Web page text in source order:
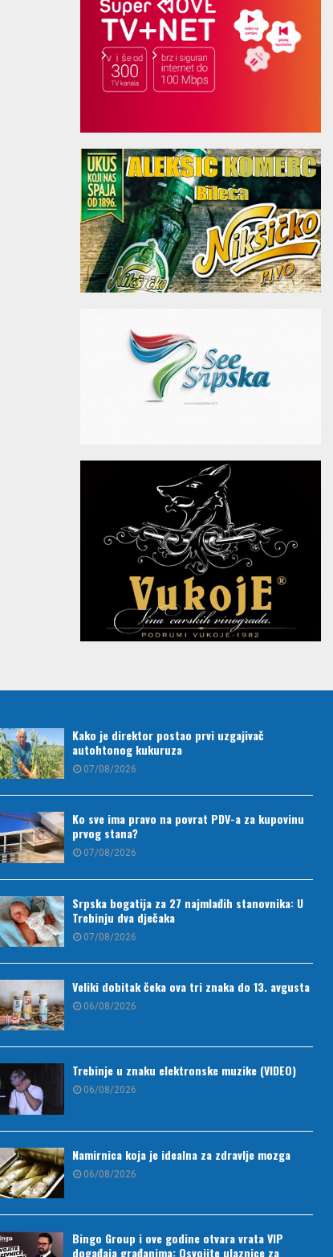
Kako je direktor postao prvi uzgajivač
autohtonog kukuruza
07/08/2026
Ko sve ima pravo na povrat PDV-a za kupovinu
prvog stana?
07/08/2026
Srpska bogatija za 27 najmlađih stanovnika: U
Trebinju dva dječaka
07/08/2026
Veliki dobitak čeka ova tri znaka do 13. avgusta
06/08/2026
Trebinje u znaku elektronske muzike (VIDEO)
06/08/2026
Namirnica koja je idealna za zdravlje mozga
06/08/2026
Bingo Group i ove godine otvara vrata VIP
događaja građanima: Osvojite ulaznice za